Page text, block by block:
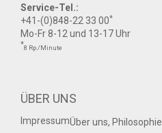
Service-Tel.:
+41-(0)848-22 33 00*
Mo-Fr 8-12 und 13-17 Uhr
*8 Rp./Minute
ÜBER UNS
ImpressumÜber uns, Philosophie